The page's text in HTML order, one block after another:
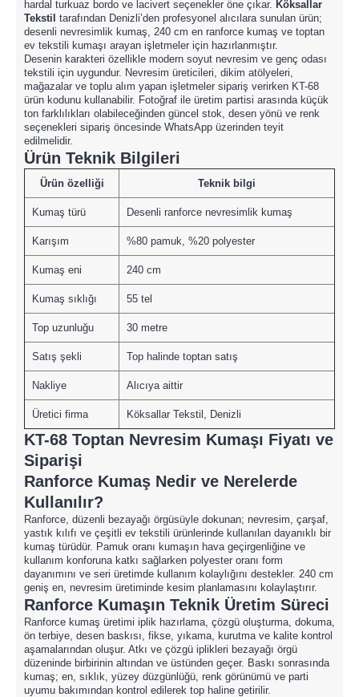
hardal turkuaz bordo ve lacivert seçenekler öne çıkar. Köksallar
Tekstil tarafından Denizli’den profesyonel alıcılara sunulan ürün;
desenli nevresimlik kumaş, 240 cm en ranforce kumaş ve toptan
ev tekstili kumaşı arayan işletmeler için hazırlanmıştır.
Desenin karakteri özellikle modern soyut nevresim ve genç odası
tekstili için uygundur. Nevresim üreticileri, dikim atölyeleri,
mağazalar ve toplu alım yapan işletmeler sipariş verirken KT-68
ürün kodunu kullanabilir. Fotoğraf ile üretim partisi arasında küçük
ton farklılıkları olabileceğinden güncel stok, desen yönü ve renk
seçenekleri sipariş öncesinde WhatsApp üzerinden teyit
edilmelidir.
Ürün Teknik Bilgileri
Ürün özelliği Teknik bilgi
Kumaş türü Desenli ranforce nevresimlik kumaş
Karışım %80 pamuk, %20 polyester
Kumaş eni 240 cm
Kumaş sıklığı 55 tel
Top uzunluğu 30 metre
Satış şekli Top halinde toptan satış
Nakliye Alıcıya aittir
Üretici firma Köksallar Tekstil, Denizli
KT-68 Toptan Nevresim Kumaşı Fiyatı ve
Siparişi
Ranforce Kumaş Nedir ve Nerelerde
Kullanılır?
Ranforce, düzenli bezayağı örgüsüyle dokunan; nevresim, çarşaf,
yastık kılıfı ve çeşitli ev tekstili ürünlerinde kullanılan dayanıklı bir
kumaş türüdür. Pamuk oranı kumaşın hava geçirgenliğine ve
kullanım konforuna katkı sağlarken polyester oranı form
dayanımını ve seri üretimde kullanım kolaylığını destekler. 240 cm
geniş en, nevresim üretiminde kesim planlamasını kolaylaştırır.
Ranforce Kumaşın Teknik Üretim Süreci
Ranforce kumaş üretimi iplik hazırlama, çözgü oluşturma, dokuma,
ön terbiye, desen baskısı, fikse, yıkama, kurutma ve kalite kontrol
aşamalarından oluşur. Atkı ve çözgü iplikleri bezayağı örgü
düzeninde birbirinin altından ve üstünden geçer. Baskı sonrasında
kumaş; en, sıklık, yüzey düzgünlüğü, renk görünümü ve parti
uyumu bakımından kontrol edilerek top haline getirilir.